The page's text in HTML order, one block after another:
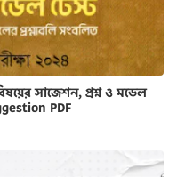
সাজেশন, প্রশ্ন ও মডেল
PDF